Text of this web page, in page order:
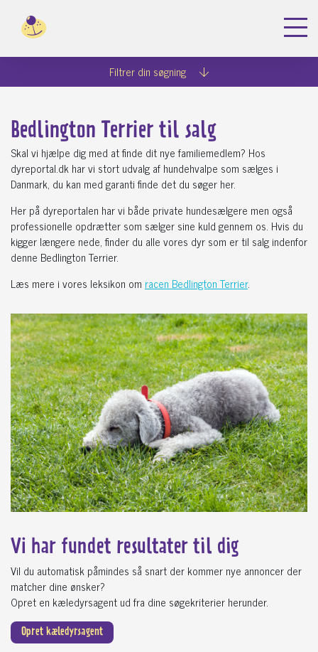
Bedlington Terrier
Filtrer din søgning
Bedlington Terrier til salg
Skal vi hjælpe dig med at finde dit nye familiemedlem? Hos
dyreportal.dk har vi stort udvalg af hundehvalpe som sælges i
Danmark, du kan med garanti finde det du søger her.
Her på dyreportalen har vi både private hundesælgere men også
professionelle opdrætter som sælger sine kuld gennem os. Hvis du
kigger længere nede, finder du alle vores dyr som er til salg indenfor
denne Bedlington Terrier.
Læs mere i vores leksikon om racen Bedlington Terrier.
Vi har fundet resultater til dig
Vil du automatisk påmindes så snart der kommer nye annoncer der
matcher dine ønsker?
Opret en kæledyrsagent ud fra dine søgekriterier herunder.
Opret kæledyrsagent